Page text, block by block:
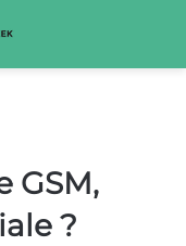
GSM,
?